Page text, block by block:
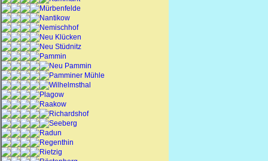
Mürbenfelde
Nantikow
Nemischhof
Neu Klücken
Neu Stüdnitz
Pammin
Neu Pammin
Pamminer Mühle
Wilhelmsthal
Plagow
Raakow
Richardshof
Seeberg
Radun
Regenthin
Rietzig